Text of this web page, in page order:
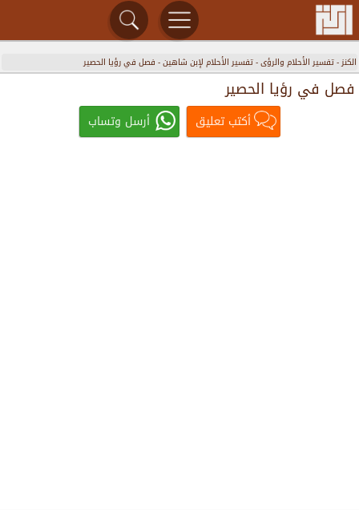
الكنز-تفسير الأحلام والرؤى-تفسير الأحلام لإبن شاهين- فصل في رؤيا الحصير
فصل في رؤيا الحصير
أكتب تعليق أرسل وتساب